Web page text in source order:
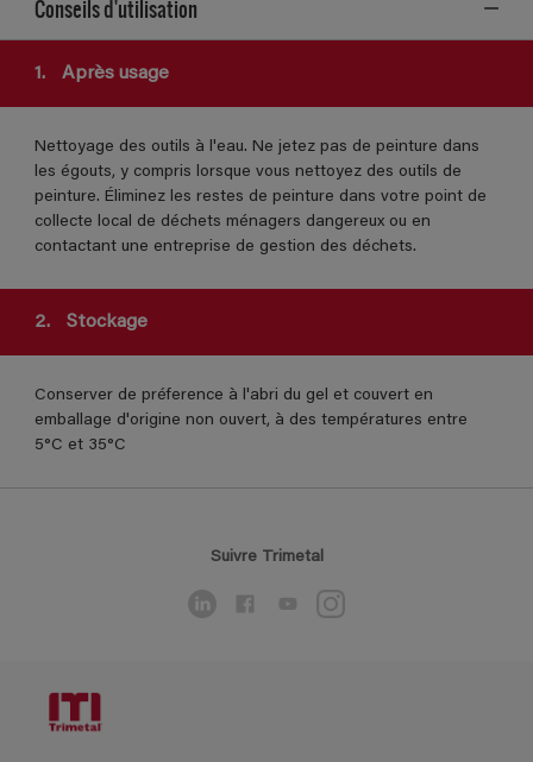
Conseils d'utilisation
1. Après usage
Nettoyage des outils à l'eau. Ne jetez pas de peinture dans
les égouts, y compris lorsque vous nettoyez des outils de
peinture. Éliminez les restes de peinture dans votre point de
collecte local de déchets ménagers dangereux ou en
contactant une entreprise de gestion des déchets.
2. Stockage
Conserver de préference à l'abri du gel et couvert en
emballage d'origine non ouvert, à des températures entre
5°C et 35°C
Suivre Trimetal